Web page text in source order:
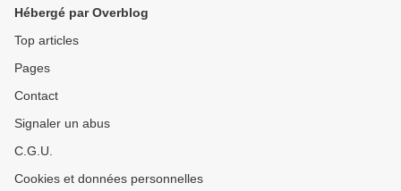
Hébergé par Overblog
Top articles
Pages
Contact
Signaler un abus
C.G.U.
Cookies et données personnelles